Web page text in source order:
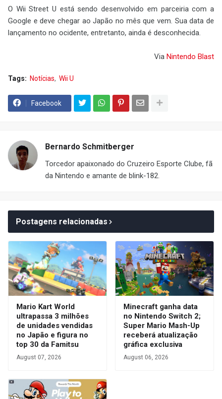
O Wii Street U está sendo desenvolvido em parceiria com a
Google e deve chegar ao Japão no mês que vem. Sua data de
lançamento no ocidente, entretanto, ainda é desconhecida.
Via Nintendo Blast
Tags: Notícias Wii U
Facebook
Bernardo Schmitberger
Torcedor apaixonado do Cruzeiro Esporte Clube, fã
da Nintendo e amante de blink-182.
Postagens relacionadas
Mario Kart World
ultrapassa 3 milhões
de unidades vendidas
no Japão e figura no
top 30 da Famitsu
August 07, 2026
Minecraft ganha data
no Nintendo Switch 2;
Super Mario Mash-Up
receberá atualização
gráfica exclusiva
August 06, 2026